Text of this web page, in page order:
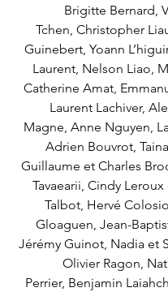
Brigitte Bernard,
Tchen, Christopher
Guinebert, Yoann
Laurent, Nelson Liao,
Catherine Amat,
Laurent Lachiver,
Magne, Anne Nguyen,
Adrien Bouvrot,
Guillaume et Charles
Tavaearii, Cindy
Talbot, Hervé
Gloaguen, Jean-
Jérémy Guinot, Nadia et
Olivier Ragon,
Perrier, Benjamin